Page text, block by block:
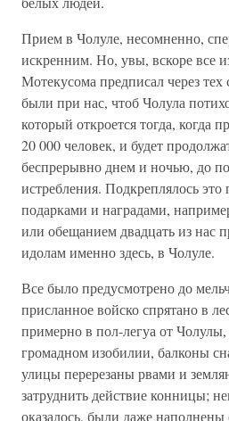
Прием в Чолуле, несомненно,
искренним. Но, увы, вскоре все
Мотекусома предписал через тех
были при нас, чтоб Чолула
который откроется тогда, когда
20 000 человек, и будет
беспрерывно днем и ночью, до
истребления. Подкреплялось
подарками и наградами,
или обещанием двадцать из нас
идолам именно здесь, в Чолуле.
Все было предусмотрено до
присланное войско спрятано в
примерно в пол-легуа от
громадном изобилии, балконы
улицы перерезаны рвами и
затруднить действие конницы;
оказалось, были даже